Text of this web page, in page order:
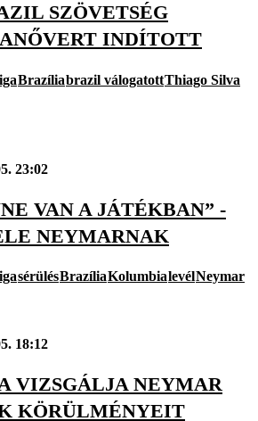
SZÖVETSÉG
INDÍTOTT
Brazíliabrazil válogatottThiago Silva
23:02
VAN A JÁTÉKBAN” -
NEYMARNAK
sérülésBrazíliaKolumbialevélNeymar
18:12
VIZSGÁLJA NEYMAR
KÖRÜLMÉNYEIT